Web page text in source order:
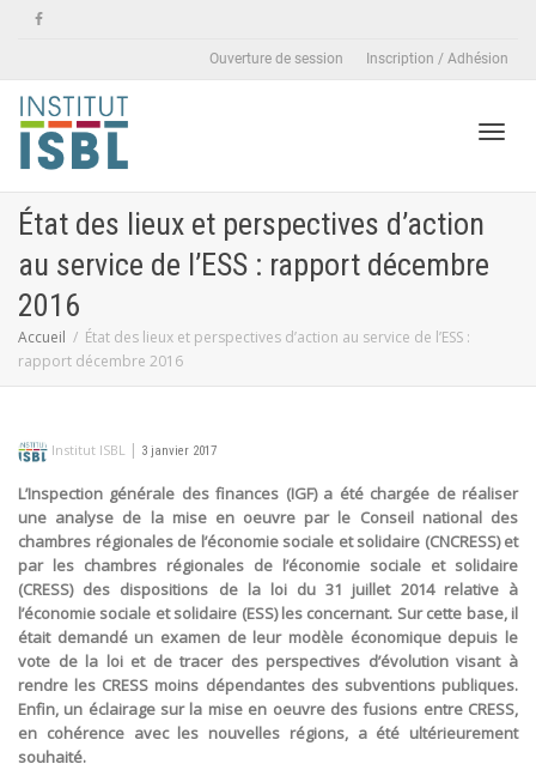
Ouverture de session Inscription / Adhésion
État des lieux et perspectives d’action
au service de l’ESS : rapport décembre
2016
Accueil
État des lieux et perspectives d’action au service de l’ESS :
rapport décembre 2016
Institut ISBL | 3 janvier 2017
L’Inspection générale des finances (IGF) a été chargée de réaliser
une analyse de la mise en oeuvre par le Conseil national des
chambres régionales de l’économie sociale et solidaire (CNCRESS) et
par les chambres régionales de l’économie sociale et solidaire
(CRESS) des dispositions de la loi du 31 juillet 2014 relative à
l’économie sociale et solidaire (ESS) les concernant. Sur cette base, il
était demandé un examen de leur modèle économique depuis le
vote de la loi et de tracer des perspectives d’évolution visant à
rendre les CRESS moins dépendantes des subventions publiques.
Enfin, un éclairage sur la mise en oeuvre des fusions entre CRESS,
en cohérence avec les nouvelles régions, a été ultérieurement
souhaité.